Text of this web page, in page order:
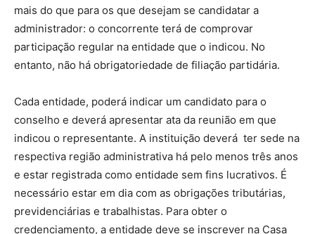
mais do que para os que desejam se candidatar a
administrador: o concorrente terá de comprovar
participação regular na entidade que o indicou. No
entanto, não há obrigatoriedade de filiação partidária.
Cada entidade, poderá indicar um candidato para o
conselho e deverá apresentar ata da reunião em que
indicou o representante. A instituição deverá ter sede na
respectiva região administrativa há pelo menos três anos
e estar registrada como entidade sem fins lucrativos. É
necessário estar em dia com as obrigações tributárias,
previdenciárias e trabalhistas. Para obter o
credenciamento, a entidade deve se inscrever na Casa